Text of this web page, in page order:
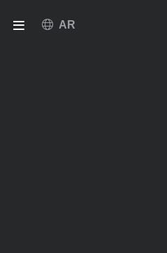
AR